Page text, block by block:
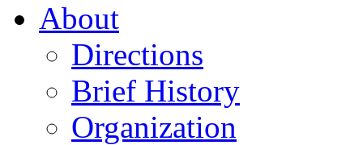
About
Directions
Brief History
Organization